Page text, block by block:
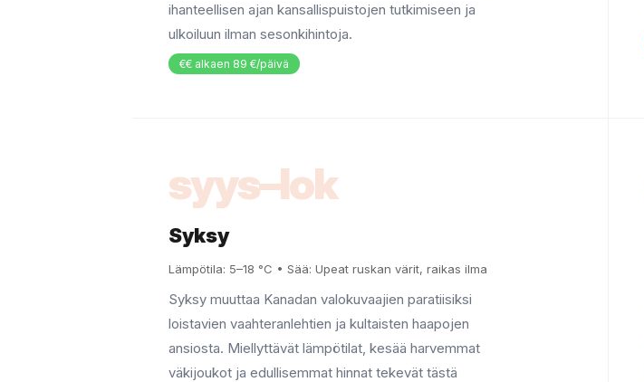
ihanteellisen ajan kansallispuistojen tutkimiseen ja
ulkoiluun ilman sesonkihintoja.
€€ alkaen 89 €/päivä
syys–lok
Syksy
Lämpötila: 5–18 °C • Sää: Upeat ruskan värit, raikas ilma
Syksy muuttaa Kanadan valokuvaajien paratiisiksi
loistavien vaahteranlehtien ja kultaisten haapojen
ansiosta. Miellyttävät lämpötilat, kesää harvemmat
väkijoukot ja edullisemmat hinnat tekevät tästä